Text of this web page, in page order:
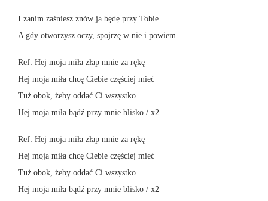
I zanim zaśniesz znów ja będę przy Tobie
A gdy otworzysz oczy, spojrzę w nie i powiem
Ref: Hej moja miła złap mnie za rękę
Hej moja miła chcę Ciebie częściej mieć
Tuż obok, żeby oddać Ci wszystko
Hej moja miła bądź przy mnie blisko / x2
Ref: Hej moja miła złap mnie za rękę
Hej moja miła chcę Ciebie częściej mieć
Tuż obok, żeby oddać Ci wszystko
Hej moja miła bądź przy mnie blisko / x2